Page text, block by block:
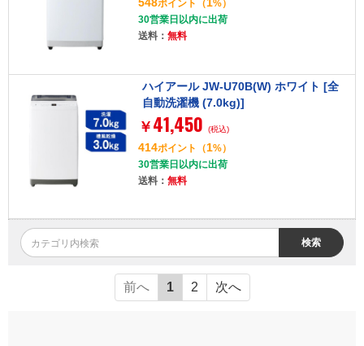
548ポイント （1%）
30営業日以内に出荷
送料： 無料
ハイアール JW-U70B(W) ホワイト [全
自動洗濯機 (7.0kg)]
￥ 41,450 (税込)
414ポイント （1%）
30営業日以内に出荷
送料： 無料
検索
前へ 1 2 次へ